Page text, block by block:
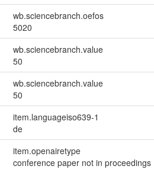
wb.sciencebranch.oefos
5020
wb.sciencebranch.value
50
wb.sciencebranch.value
50
item.languageiso639-1
de
item.openairetype
conference paper not in proceedings